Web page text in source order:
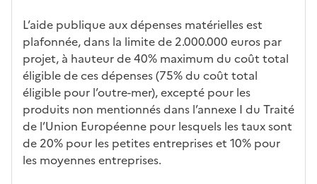
L’aide publique aux dépenses matérielles est
plafonnée, dans la limite de 2.000.000 euros par
projet, à hauteur de 40% maximum du coût total
éligible de ces dépenses (75% du coût total
éligible pour l’outre-mer), excepté pour les
produits non mentionnés dans l’annexe I du Traité
de l’Union Européenne pour lesquels les taux sont
de 20% pour les petites entreprises et 10% pour
les moyennes entreprises.